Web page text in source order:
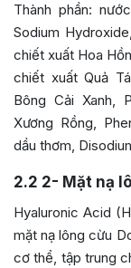
Thành phần:
Sodium
chiết xuất Hoa
chiết xuất Quả
Bông Cải Xanh,
Xương Rồng,
dầu thơm,
2.2 2- Mặt nạ
Hyaluronic Acid
mặt nạ lông cừu
cơ thể, tập trung